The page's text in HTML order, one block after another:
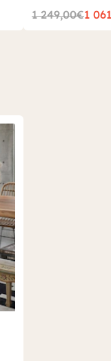
1 249,00€1